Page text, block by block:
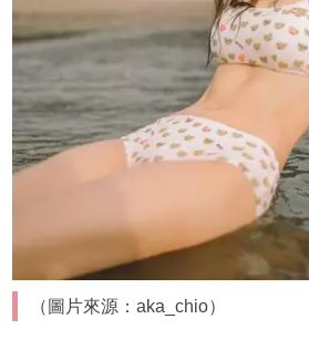
（圖片來源：aka_chio）